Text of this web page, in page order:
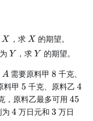
X
X ，求 X
X 的期望。
Y
Y ，求Y
Y 的期望。
A
A需要原料甲 8
8 千克、
料甲 5
5 千克、原料乙 4
4
，原料乙最多可用 45
45
4
4 万日元和 3
3 万日